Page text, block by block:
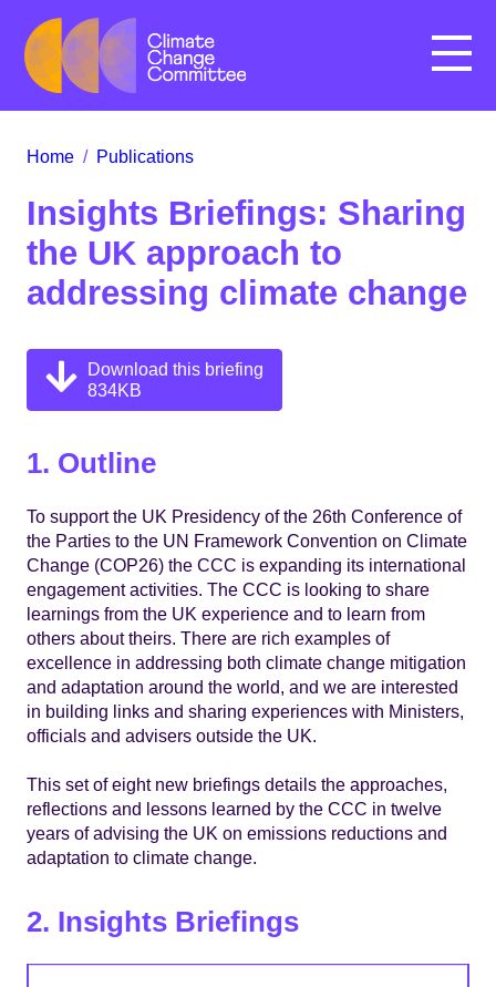
Menu
Home / Publications
Insights Briefings: Sharing
the UK approach to
addressing climate change
Download this briefing
834KB
1. Outline
To support the UK Presidency of the 26th Conference of
the Parties to the UN Framework Convention on Climate
Change (COP26) the CCC is expanding its international
engagement activities. The CCC is looking to share
learnings from the UK experience and to learn from
others about theirs. There are rich examples of
excellence in addressing both climate change mitigation
and adaptation around the world, and we are interested
in building links and sharing experiences with Ministers,
officials and advisers outside the UK.
This set of eight new briefings details the approaches,
reflections and lessons learned by the CCC in twelve
years of advising the UK on emissions reductions and
adaptation to climate change.
2. Insights Briefings